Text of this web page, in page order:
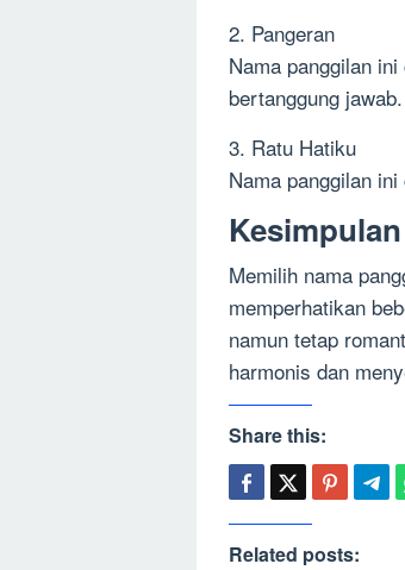
2. Pangeran
Nama panggilan
bertanggung jawab.
3. Ratu Hatiku
Nama panggilan
Kesimpulan
Memilih nama
memperhatikan
namun tetap
harmonis dan
Share this:
Related posts: